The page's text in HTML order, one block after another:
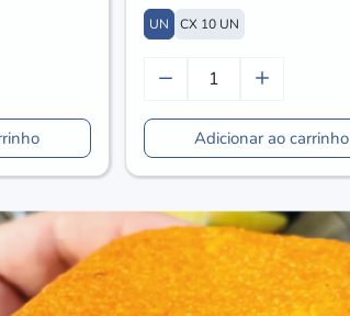
UN CX 10 UN
Adicionar ao carrinho